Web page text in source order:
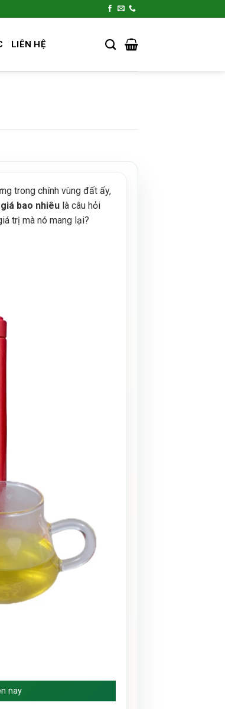
LIÊN HỆ
trong chính vùng đất ấy,
bao nhiêulà câu hỏi
trị mà nó mang lại?
nay